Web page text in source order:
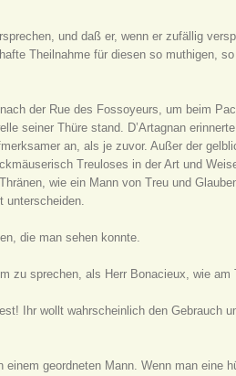
und daß er, wenn er zufällig
Theilnahme für diesen so muthigen,
der Rue des Fossoyeurs, um beim
seiner Thüre stand. D’Artagnan
an, als je zuvor. Außer der
Treuloses in der Art und
wie ein Mann von Treu und
unterscheiden.
die man sehen konnte.
sprechen, als Herr Bonacieux, wie am
Ihr wollt wahrscheinlich den Gebrauch
geordneten Mann. Wenn man eine